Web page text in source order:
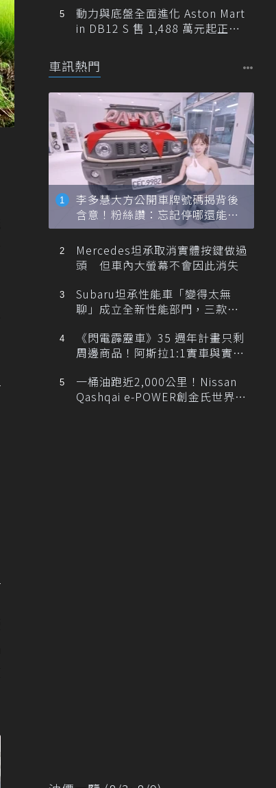
動力與底盤全面進化 Aston Mart
in DB12 S 售 1,488 萬元起正式
車訊熱門
李多慧大方公開車牌號碼揭背後
含意！粉絲讚：忘記停哪還能幫
忙找車
Mercedes坦承取消實體按鍵做過
頭 但車內大螢幕不會因此消失
Subaru坦承性能車「變得太無
聊」成立全新性能部門，三款手
《閃電霹靂車》35 週年計畫只剩
周邊商品！阿斯拉1:1實車與實體
一桶油跑近2,000公里！Nissan
Qashqai e-POWER創金氏世界紀